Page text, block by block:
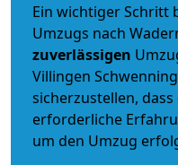
Ein wichtiger Schritt
Umzugs nach
zuverlässigen
Villingen
sicherzustellen,
erforderliche
um den Umzug